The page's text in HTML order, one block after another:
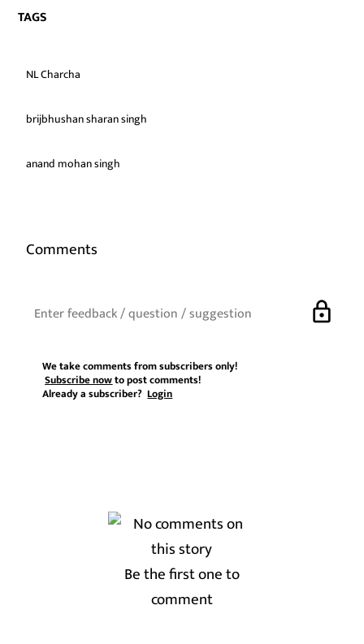
TAGS
NL Charcha
brijbhushan sharan singh
anand mohan singh
Comments
lock
We take comments from subscribers only!
Subscribe nowto post comments!
Already a subscriber?Login
Be the first one to
comment